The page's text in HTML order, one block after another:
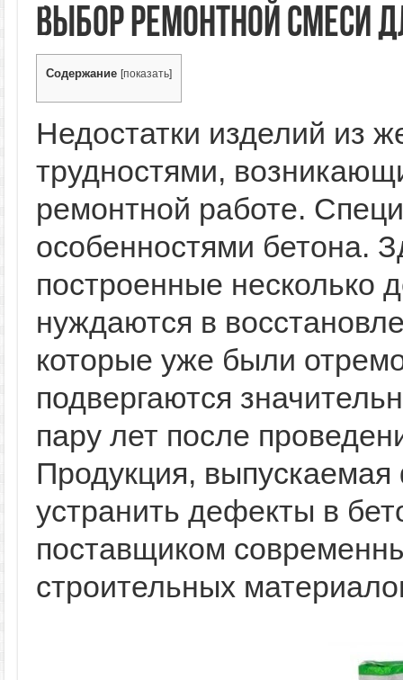
Выбор ремонтной смеси
Содержание [показать]
Недостатки изделий из
трудностями,
ремонтной работе.
особенностями бетона.
построенные несколько
нуждаются в
которые уже были
подвергаются
пару лет после
Продукция,
устранить дефекты в
поставщиком
строительных